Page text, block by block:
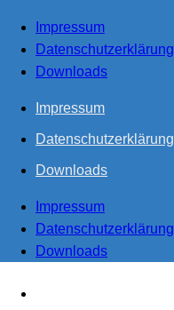
Impressum
Datenschutzerklärung
Downloads
Impressum
Datenschutzerklärung
Downloads
Impressum
Datenschutzerklärung
Downloads